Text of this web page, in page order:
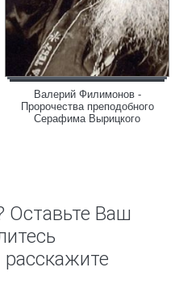
Валерий Филимонов -
Пророчества преподобного
Серафима Вырицкого
Оставьте Ваш